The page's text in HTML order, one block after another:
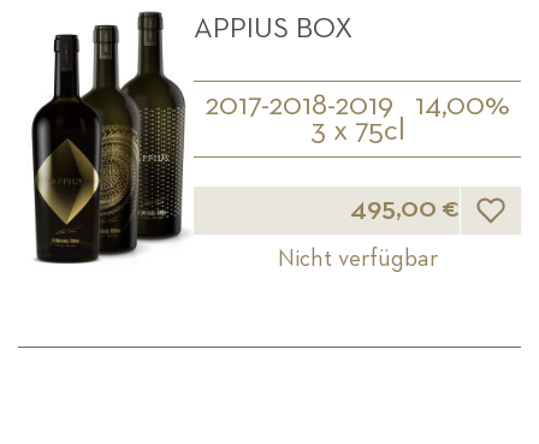
APPIUS BOX
2017-2018-2019
14,00%
3 x 75cl
495,00 €
Nicht verfügbar